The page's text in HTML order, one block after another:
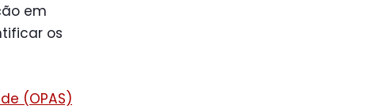
em
os
(OPAS)